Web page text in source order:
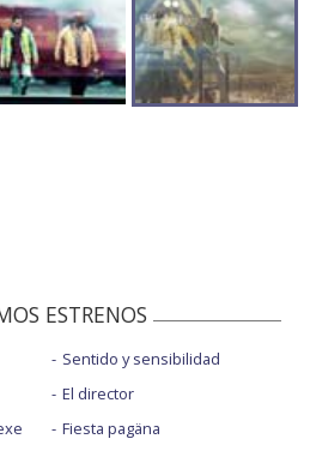
ESTRENOS
Sentido y sensibilidad
El director
Fiesta pagäna